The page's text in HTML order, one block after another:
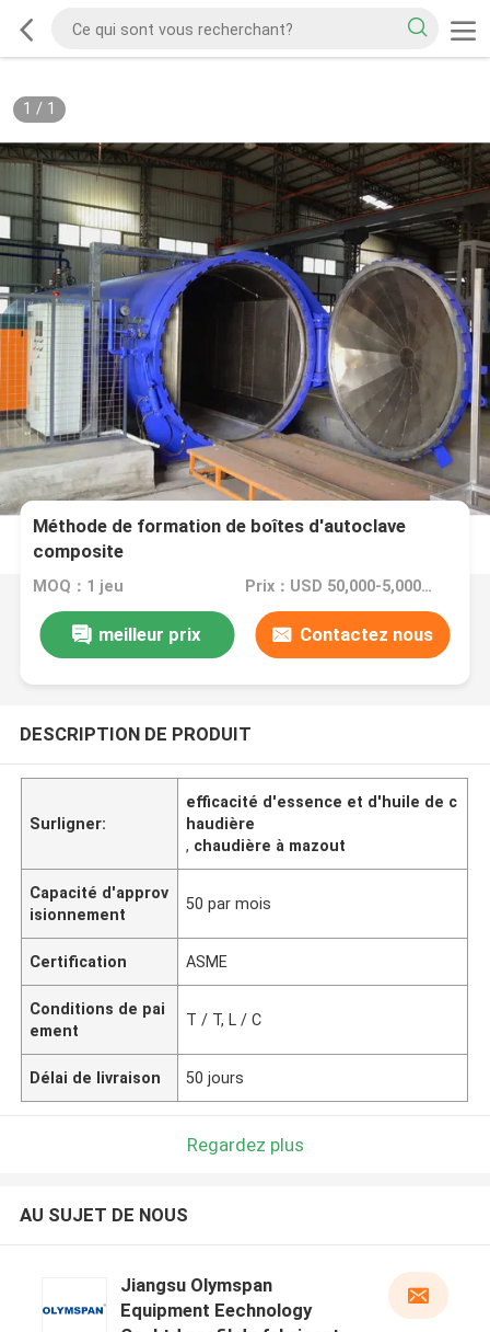
1 / 1
Méthode de formation de boîtes d'autoclave
composite
MOQ：1 jeu Prix：USD 50,000-5,000,000
meilleur prix Contactez nous
DESCRIPTION DE PRODUIT
Surligner:
efficacité d'essence et d'huile de c
haudière
, chaudière à mazout
Capacité d'approv
isionnement
50 par mois
Certification ASME
Conditions de pai
ement
T / T, L / C
Délai de livraison 50 jours
Regardez plus
AU SUJET DE NOUS
Jiangsu Olymspan
Equipment Eechnology